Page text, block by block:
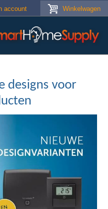
Winkelwagen
account
designs voor